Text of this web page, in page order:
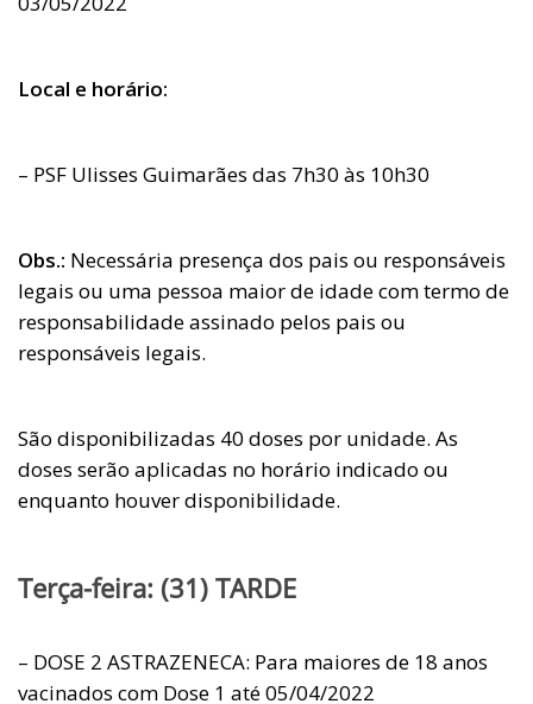
Local e horário:
– PSF Ulisses Guimarães das 7h30 às 10h30
Obs.: Necessária presença dos pais ou responsáveis
legais ou uma pessoa maior de idade com termo de
responsabilidade assinado pelos pais ou
responsáveis legais.
São disponibilizadas 40 doses por unidade. As
doses serão aplicadas no horário indicado ou
enquanto houver disponibilidade.
Terça-feira: (31) TARDE
– DOSE 2 ASTRAZENECA: Para maiores de 18 anos
vacinados com Dose 1 até 05/04/2022